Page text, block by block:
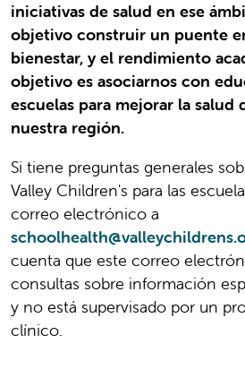
iniciativas de salud en ese
objetivo construir un puente
bienestar, y el rendimiento
objetivo es asociarnos con
escuelas para mejorar la salud
nuestra región.
Si tiene preguntas generales
Valley Children's para las
correo electrónico a
cuenta que este correo
consultas sobre información
y no está supervisado por un
clínico.